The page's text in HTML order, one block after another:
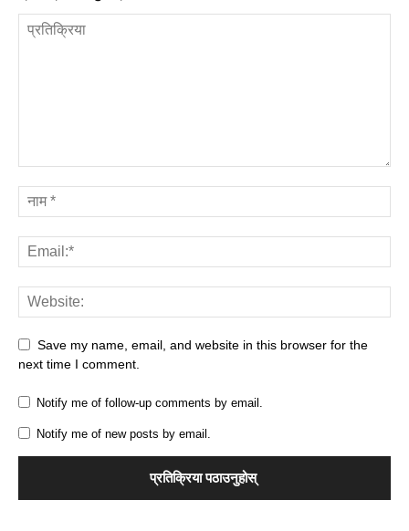
Save my name, email, and website in this browser for the
next time I comment.
Notify me of follow-up comments by email.
Notify me of new posts by email.